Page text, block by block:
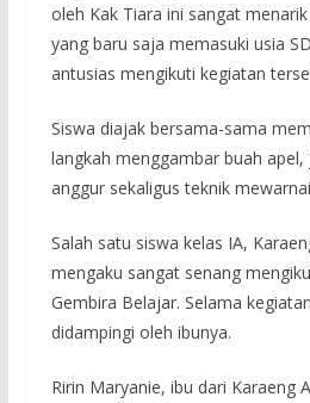
oleh Kak Tiara ini sangat
yang baru saja memasuki usia
antusias mengikuti kegiatan
Siswa diajak bersama-sama
langkah menggambar buah
anggur sekaligus teknik
Salah satu siswa kelas IA,
mengaku sangat senang
Gembira Belajar. Selama
didampingi oleh ibunya.
Ririn Maryanie, ibu dari Karaeng